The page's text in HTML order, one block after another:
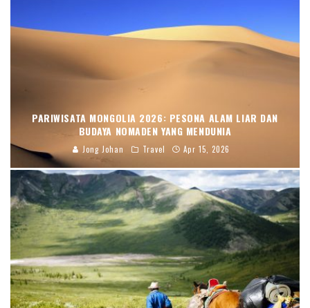
PARIWISATA MONGOLIA 2026: PESONA ALAM LIAR DAN
BUDAYA NOMADEN YANG MENDUNIA
Jong Johan Travel Apr 15, 2026